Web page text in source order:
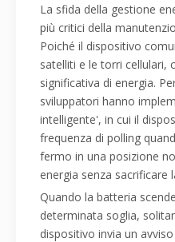
La sfida della gestione
più critici della
Poiché il dispositivo
satelliti e le torri cellulari,
significativa di energia.
sviluppatori hanno
intelligente', in cui il
frequenza di polling
fermo in una posizione
energia senza sacrificare
Quando la batteria
determinata soglia,
dispositivo invia un